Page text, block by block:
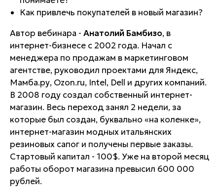
Как привлечь покупателей в новый магазин?
Автор вебинара - Анатолий Бамбизо, в
интернет-бизнесе с 2002 года. Начал с
менеджера по продажам в маркетинговом
агентстве, руководил проектами для Яндекс,
Мамба.ру, Ozon.ru, Intel, Dell и других компаний.
В 2008 году создал собственный интернет-
магазин. Весь переход занял 2 недели, за
которые был создан, буквально «на коленке»,
интернет-магазин модных итальянских
резиновых сапог и получены первые заказы.
Стартовый капитал - 100$. Уже на второй месяц
работы оборот магазина превысил 600 000
рублей.